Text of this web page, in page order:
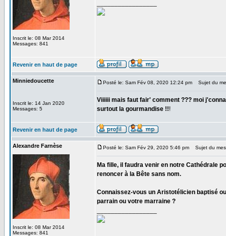
Inscrit le: 08 Mar 2014
Messages: 841
Revenir en haut de page
Minniedoucette
Inscrit le: 14 Jan 2020
Messages: 5
Posté le: Sam Fév 08, 2020 12:24 pm Sujet du
Viiiiii mais faut fair' comment ??? moi
surtout la gourmandise !!!
Revenir en haut de page
Alexandre Farnèse
Inscrit le: 08 Mar 2014
Messages: 841
Posté le: Sam Fév 29, 2020 5:46 pm Sujet du
Ma fille, il faudra venir en notre Cathédrale
renoncer à la Bête sans nom.
Connaissez-vous un Aristotélicien baptisé
parrain ou votre marraine ?